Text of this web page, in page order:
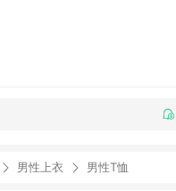
男性上衣 男性T恤